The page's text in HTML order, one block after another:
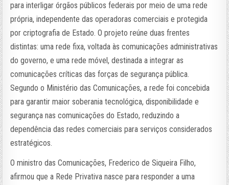
para interligar órgãos públicos federais por meio de uma rede
própria, independente das operadoras comerciais e protegida
por criptografia de Estado. O projeto reúne duas frentes
distintas: uma rede fixa, voltada às comunicações administrativas
do governo, e uma rede móvel, destinada a integrar as
comunicações críticas das forças de segurança pública.
Segundo o Ministério das Comunicações, a rede foi concebida
para garantir maior soberania tecnológica, disponibilidade e
segurança nas comunicações do Estado, reduzindo a
dependência das redes comerciais para serviços considerados
estratégicos.
O ministro das Comunicações, Frederico de Siqueira Filho,
afirmou que a Rede Privativa nasce para responder a uma